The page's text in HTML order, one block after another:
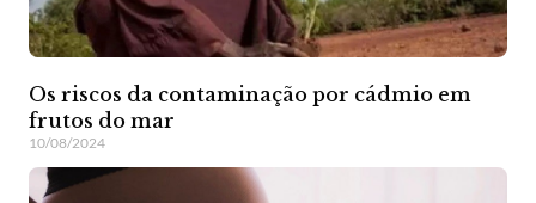
Os riscos da contaminação por cádmio em
frutos do mar
10/08/2024